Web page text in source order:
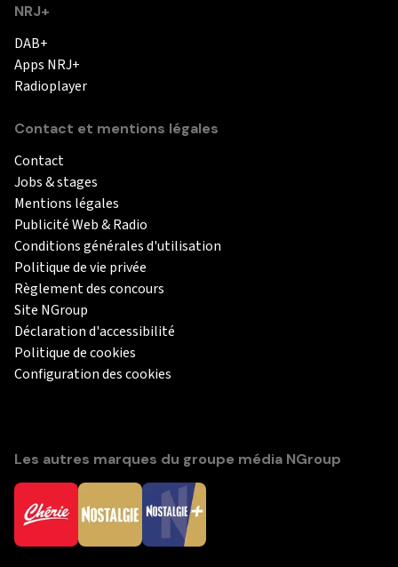
NRJ+
DAB+
Apps NRJ+
Radioplayer
Contact et mentions légales
Contact
Jobs & stages
Mentions légales
Publicité Web & Radio
Conditions générales d'utilisation
Politique de vie privée
Règlement des concours
Site NGroup
Déclaration d'accessibilité
Politique de cookies
Configuration des cookies
Les autres marques du groupe média NGroup